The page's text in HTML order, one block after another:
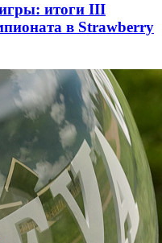
итоги III
в Strawberry